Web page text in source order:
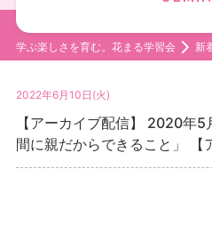
学ぶ楽しさを育む。花まる学習会 新
2022年6月10日(火)
【アーカイブ配信】 2020年
間に親だからできること」 【